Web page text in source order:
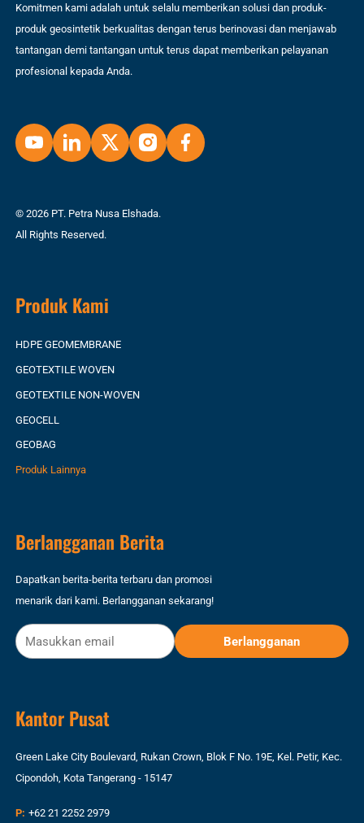
Komitmen kami adalah untuk selalu memberikan solusi dan produk-
produk geosintetik berkualitas dengan terus berinovasi dan menjawab
tantangan demi tantangan untuk terus dapat memberikan pelayanan
profesional kepada Anda.
© 2026 PT. Petra Nusa Elshada.
All Rights Reserved.
Produk Kami
HDPE GEOMEMBRANE
GEOTEXTILE WOVEN
GEOTEXTILE NON-WOVEN
GEOCELL
GEOBAG
Produk Lainnya
Berlangganan Berita
Dapatkan berita-berita terbaru dan promosi
menarik dari kami. Berlangganan sekarang!
Kantor Pusat
Green Lake City Boulevard, Rukan Crown, Blok F No. 19E, Kel. Petir, Kec.
Cipondoh, Kota Tangerang - 15147
P: +62 21 2252 2979